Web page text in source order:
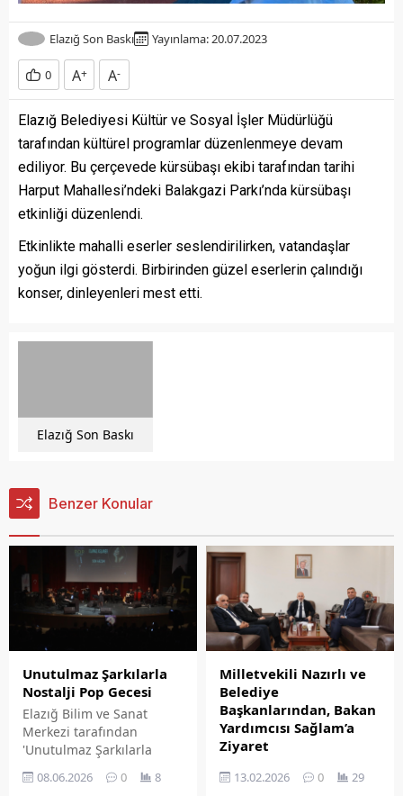
Elazığ Son Baskı Yayınlama: 20.07.2023
0 A+ A-
Elazığ Belediyesi Kültür ve Sosyal İşler Müdürlüğü
tarafından kültürel programlar düzenlenmeye devam
ediliyor. Bu çerçevede kürsübaşı ekibi tarafından tarihi
Harput Mahallesi’ndeki Balakgazi Parkı’nda kürsübaşı
etkinliği düzenlendi.
Etkinlikte mahalli eserler seslendirilirken, vatandaşlar
yoğun ilgi gösterdi. Birbirinden güzel eserlerin çalındığı
konser, dinleyenleri mest etti.
Elazığ Son Baskı
Benzer Konular
Unutulmaz Şarkılarla
Nostalji Pop Gecesi
Elazığ Bilim ve Sanat
Merkezi tarafından
'Unutulmaz Şarkılarla
Nostalji Pop Gecesi'
düzenlendi. gecede
08.06.2026 0 8
Milletvekili Nazırlı ve
Belediye
Başkanlarından, Bakan
Yardımcısı Sağlam’a
Ziyaret
AK Parti Elâzığ Milletvekili
Mahmut Rıdvan Nazırlı,
13.02.2026 0 29